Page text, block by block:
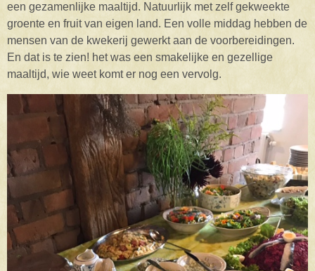
een gezamenlijke maaltijd. Natuurlijk met zelf gekweekte
groente en fruit van eigen land. Een volle middag hebben de
mensen van de kwekerij gewerkt aan de voorbereidingen.
En dat is te zien! het was een smakelijke en gezellige
maaltijd, wie weet komt er nog een vervolg.